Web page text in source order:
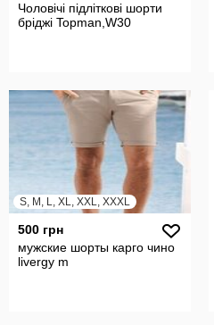
Чоловічі підліткові шорти
бріджі Topman,W30
S, M, L, XL, XXL, XXXL
500 грн
мужские шорты карго чино
livergy m